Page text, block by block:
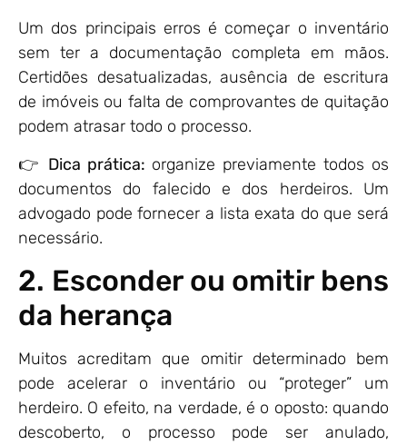
Um dos principais erros é começar o inventário
sem ter a documentação completa em mãos.
Certidões desatualizadas, ausência de escritura
de imóveis ou falta de comprovantes de quitação
podem atrasar todo o processo.
👉 Dica prática: organize previamente todos os
documentos do falecido e dos herdeiros. Um
advogado pode fornecer a lista exata do que será
necessário.
2. Esconder ou omitir bens
da herança
Muitos acreditam que omitir determinado bem
pode acelerar o inventário ou “proteger” um
herdeiro. O efeito, na verdade, é o oposto: quando
descoberto, o processo pode ser anulado,